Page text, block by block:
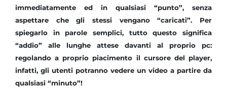
immediatamente ed in qualsiasi “punto”, senza
aspettare che gli stessi vengano “caricati”. Per
spiegarlo in parole semplici, tutto questo significa
“addio” alle lunghe attese davanti al proprio pc:
regolando a proprio piacimento il cursore del player,
infatti, gli utenti potranno vedere un video a partire da
qualsiasi “minuto”!